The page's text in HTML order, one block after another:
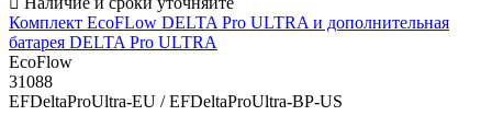
Комплект EcoFLow DELTA Pro ULTRA и дополнительная
батарея DELTA Pro ULTRA
EcoFlow
31088
EFDeltaProUltra-EU / EFDeltaProUltra-BP-US